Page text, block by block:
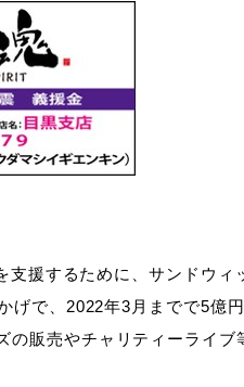
援するために、サンドウィ
げで、2022年3月までで5億
販売やチャリティーライブ